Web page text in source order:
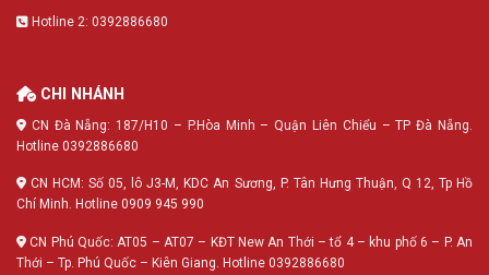
Hotline 2: 0392886680
CHI NHÁNH
CN Đà Nẵng: 187/H10 – P.Hòa Minh – Quận Liên Chiểu – TP Đà Nẵng.
Hotline 0392886680
CN HCM: Số 05, lô J3-M, KDC An Sương, P. Tân Hưng Thuận, Q 12, Tp Hồ
Chí Minh. Hotline 0909 945 990
CN Phú Quốc: AT05 – AT07 – KĐT New An Thới – tổ 4 – khu phố 6 – P. An
Thới – Tp. Phú Quốc – Kiên Giang. Hotline 0392886680